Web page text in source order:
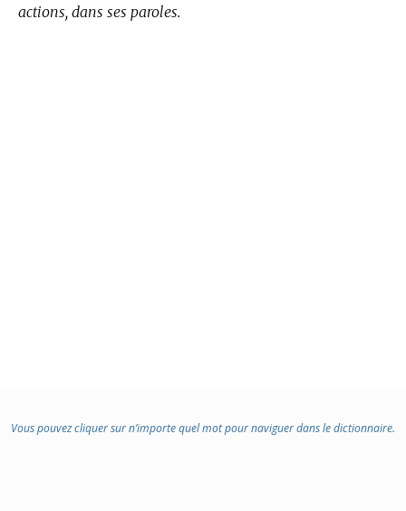
actions, dans ses paroles.
Vous pouvez cliquer sur n’importe quel mot pour naviguer dans le dictionnaire.